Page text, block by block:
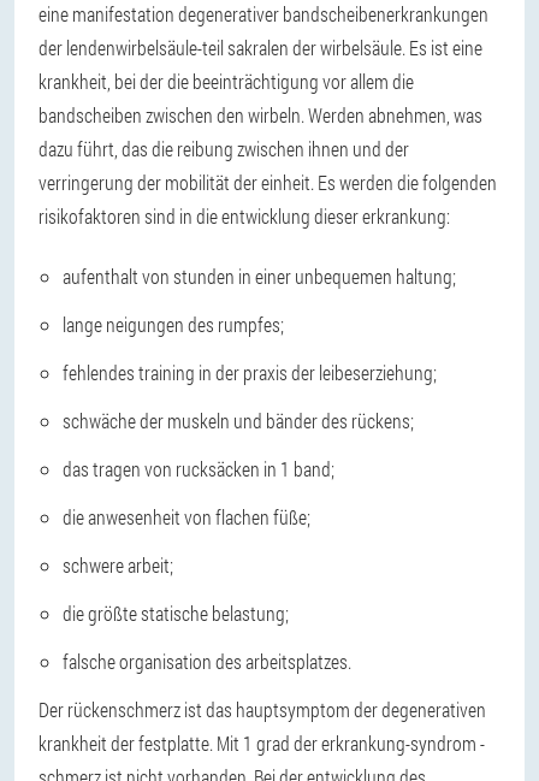
eine manifestation degenerativer bandscheibenerkrankungen
der lendenwirbelsäule-teil sakralen der wirbelsäule. Es ist eine
krankheit, bei der die beeinträchtigung vor allem die
bandscheiben zwischen den wirbeln. Werden abnehmen, was
dazu führt, das die reibung zwischen ihnen und der
verringerung der mobilität der einheit. Es werden die folgenden
risikofaktoren sind in die entwicklung dieser erkrankung:
aufenthalt von stunden in einer unbequemen haltung;
lange neigungen des rumpfes;
fehlendes training in der praxis der leibeserziehung;
schwäche der muskeln und bänder des rückens;
das tragen von rucksäcken in 1 band;
die anwesenheit von flachen füße;
schwere arbeit;
die größte statische belastung;
falsche organisation des arbeitsplatzes.
Der rückenschmerz ist das hauptsymptom der degenerativen
krankheit der festplatte. Mit 1 grad der erkrankung-syndrom -